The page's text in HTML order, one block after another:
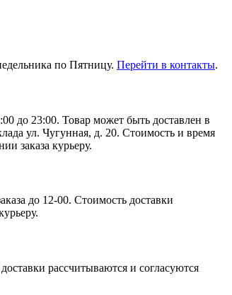
по Пятницу. Перейти в контакты.
до 23:00. Товар может быть доставлен в
ул. Чугунная, д. 20. Стоимость и время
заказа курьеру.
до 12-00. Стоимость доставки
рассчитываются и согласуются